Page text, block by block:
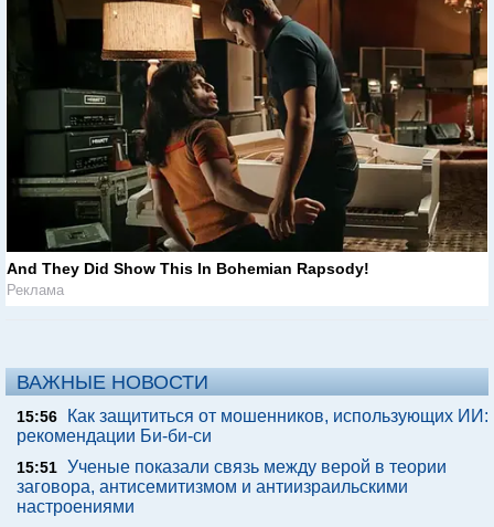
And They Did Show This In Bohemian Rapsody!
Реклама
ВАЖНЫЕ НОВОСТИ
15:56
Как защититься от мошенников, использующих ИИ:
рекомендации Би-би-си
15:51 Ученые показали связь между верой в теории
заговора, антисемитизмом и антиизраильскими
настроениями